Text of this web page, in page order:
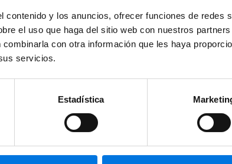
y los anuncios, ofrecer funciones de redes
el uso que haga del sitio web con nuestros
con otra información que les haya
servicios.
Estadística
los usuarios de tu ciudad te encuentren cuando buscan
mejoras en la práctica?
errores e impedimentos para mejorar el sitio
del sitio cara a motores de búsqueda, en este
sería unaCampaña SEO: